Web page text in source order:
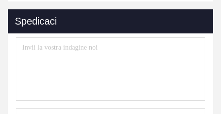
Spedicaci